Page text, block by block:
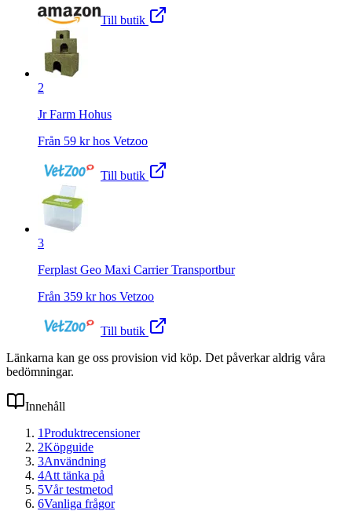
Till butik
2
Jr Farm Hohus
Från 59 kr hos Vetzoo
Till butik
3
Ferplast Geo Maxi Carrier Transportbur
Från 359 kr hos Vetzoo
Till butik
Länkarna kan ge oss provision vid köp. Det påverkar aldrig våra
bedömningar.
Innehåll
1Produktrecensioner
2Köpguide
3Användning
4Att tänka på
5Vår testmetod
6Vanliga frågor